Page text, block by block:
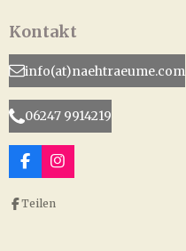
Kontakt
info(at)naehtraeume.com
06247 9914219
F
a
c
e
I
n
Teilen